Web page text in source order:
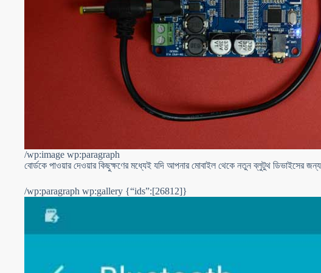
/wp:image wp:paragraph
বোর্ডকে পাওয়ার দেওয়ার কিছুক্ষণের মধ্যেই যদি আপনার মোবাইল থেকে নতুন ব্লুটুথ ডিভাইসের
/wp:paragraph wp:gallery {“ids”:[26812]}